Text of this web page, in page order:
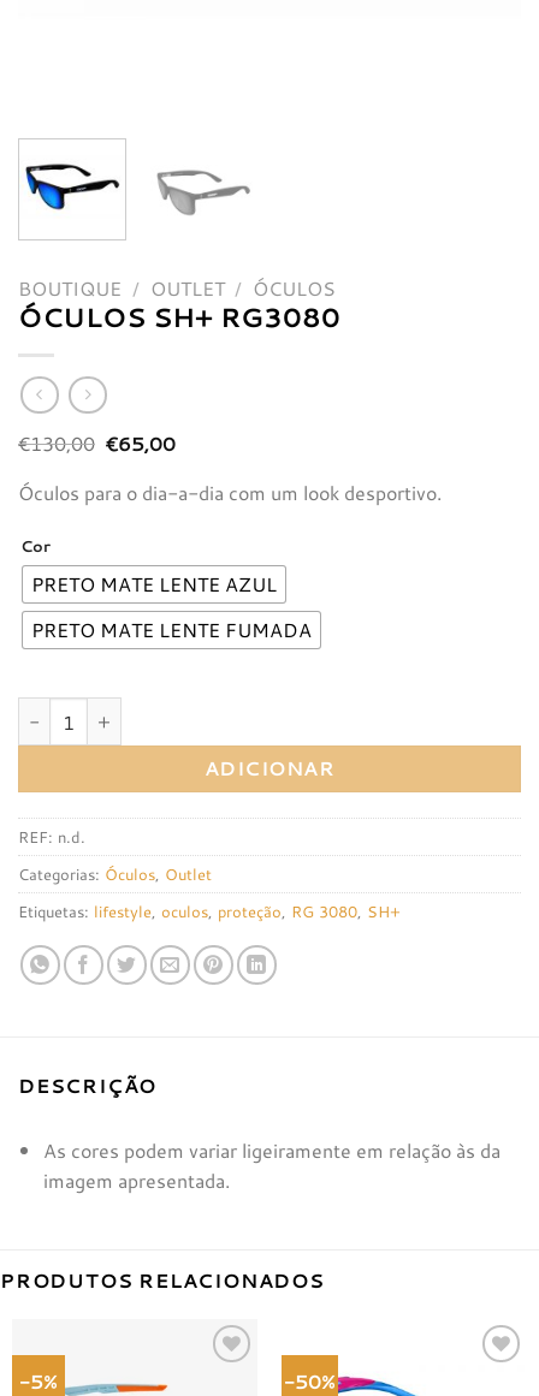
BOUTIQUE / OUTLET / ÓCULOS
ÓCULOS SH+ RG3080
€130,00 O
preço
original
era:
€65,00O
atual
é:
Óculos para o dia-a-dia com um look desportivo.
Cor
PRETO MATE LENTE AZUL
PRETO MATE LENTE FUMADA
Quantidade de ÓCULOS SH+ RG3080
ADICIONAR
REF: n.d.
Categorias: Óculos, Outlet
Etiquetas: lifestyle, oculos, proteção, RG 3080, SH+
DESCRIÇÃO
As cores podem variar ligeiramente em relação às da
imagem apresentada.
PRODUTOS RELACIONADOS
-5% -50%